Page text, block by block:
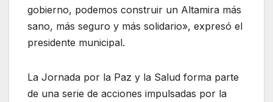
gobierno, podemos construir un Altamira más
sano, más seguro y más solidario», expresó el
presidente municipal.
La Jornada por la Paz y la Salud forma parte
de una serie de acciones impulsadas por la